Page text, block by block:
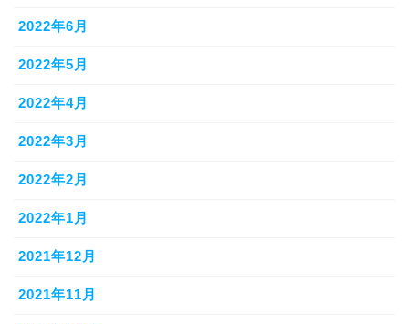
2022年6月
2022年5月
2022年4月
2022年3月
2022年2月
2022年1月
2021年12月
2021年11月